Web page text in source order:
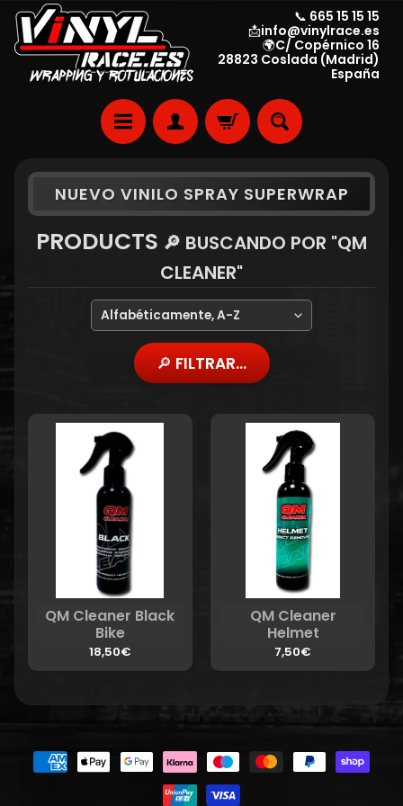
📞 665 15 15 15
📩info@vinylrace.es
🌍C/ Copérnico 16
28823 Coslada (Madrid)
España
NUEVO VINILO SPRAY SUPERWRAP
PRODUCTS 🔎 BUSCANDO POR "QM
CLEANER"
🔎 FILTRAR...
QM Cleaner Black
Bike
18,50€
QM Cleaner
Helmet
7,50€